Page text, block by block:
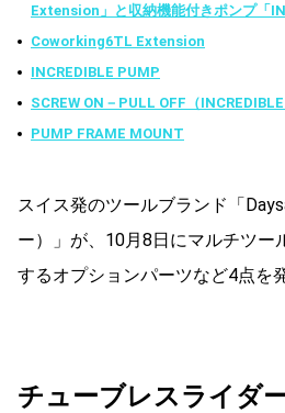
Extension」と収納機能付きポンプ「
Coworking6TL Extension
INCREDIBLE PUMP
SCREW ON－PULL OFF（
PUMP FRAME MOUNT
スイス発のツールブランド「
ー）」が、10月8日にマルチツー
するオプションパーツなど4点を
チューブレスライダ